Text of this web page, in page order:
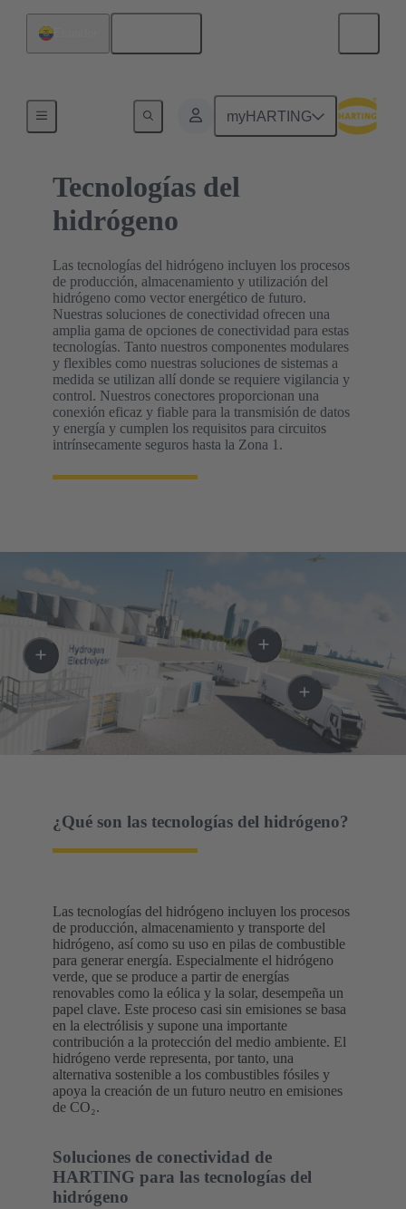
myHARTING
Tecnologías del
hidrógeno
Las tecnologías del hidrógeno incluyen los procesos
de producción, almacenamiento y utilización del
hidrógeno como vector energético de futuro.
Nuestras soluciones de conectividad ofrecen una
amplia gama de opciones de conectividad para estas
tecnologías. Tanto nuestros componentes modulares
y flexibles como nuestras soluciones de sistemas a
medida se utilizan allí donde se requiere vigilancia y
control. Nuestros conectores proporcionan una
conexión eficaz y fiable para la transmisión de datos
y energía y cumplen los requisitos para circuitos
intrínsecamente seguros hasta la Zona 1.
¿Qué son las tecnologías del hidrógeno?
Las tecnologías del hidrógeno incluyen los procesos
de producción, almacenamiento y transporte del
hidrógeno, así como su uso en pilas de combustible
para generar energía. Especialmente el hidrógeno
verde, que se produce a partir de energías
renovables como la eólica y la solar, desempeña un
papel clave. Este proceso casi sin emisiones se basa
en la electrólisis y supone una importante
contribución a la protección del medio ambiente. El
hidrógeno verde representa, por tanto, una
alternativa sostenible a los combustibles fósiles y
apoya la creación de un futuro neutro en emisiones
de CO₂.
Soluciones de conectividad de
HARTING para las tecnologías del
hidrógeno